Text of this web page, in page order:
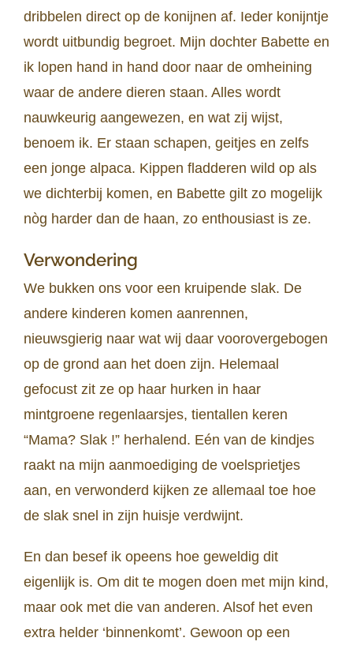
dribbelen direct op de konijnen af. Ieder konijntje
wordt uitbundig begroet. Mijn dochter Babette en
ik lopen hand in hand door naar de omheining
waar de andere dieren staan. Alles wordt
nauwkeurig aangewezen, en wat zij wijst,
benoem ik. Er staan schapen, geitjes en zelfs
een jonge alpaca. Kippen fladderen wild op als
we dichterbij komen, en Babette gilt zo mogelijk
nòg harder dan de haan, zo enthousiast is ze.
Verwondering
We bukken ons voor een kruipende slak. De
andere kinderen komen aanrennen,
nieuwsgierig naar wat wij daar voorovergebogen
op de grond aan het doen zijn. Helemaal
gefocust zit ze op haar hurken in haar
mintgroene regenlaarsjes, tientallen keren
“Mama? Slak !” herhalend. Eén van de kindjes
raakt na mijn aanmoediging de voelsprietjes
aan, en verwonderd kijken ze allemaal toe hoe
de slak snel in zijn huisje verdwijnt.
En dan besef ik opeens hoe geweldig dit
eigenlijk is. Om dit te mogen doen met mijn kind,
maar ook met die van anderen. Alsof het even
extra helder ‘binnenkomt’. Gewoon op een